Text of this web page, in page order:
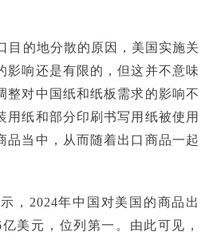
目的地分散的原因，美国实施关
影响还是有限的，但这并不意味
整对中国纸和纸板需求的影响不
用纸和部分印刷书写用纸被使用
品当中，从而随着出口商品一起
，2024年中国对美国的商品出
美元‌，位列第一。由此可见，